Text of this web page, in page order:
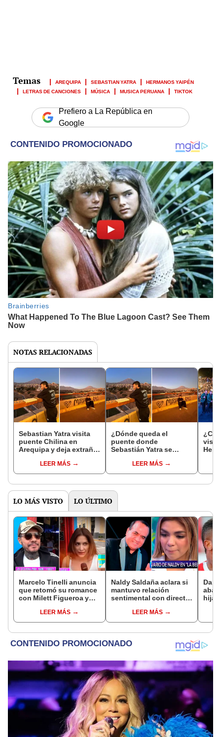
AREQUIPA SEBASTIAN YATRA
HERMANOS YAIPÉN
LETRAS DE CANCIONES
MÚSICA MUSICA PERUANA TIKTOK
Prefiero a La República en
Google
NOTAS RELACIONADAS
Sebastian Yatra visita
puente Chilina en
Arequipa y deja extraño
LEER MÁS
¿Dónde queda el
puente donde
Sebastián Yatra se
"Miriam, te amo"?
LEER MÁS
LO MÁS VISTO LO ÚLTIMO
Marcelo Tinelli anuncia
que retomó su romance
con Milett Figueroa y
“La relación nunca se
desunió”
LEER MÁS
Naldy Saldaña aclara si
mantuvo relación
sentimental con director
denunciarlo por
tocamientos: “Me
LEER MÁS
hija